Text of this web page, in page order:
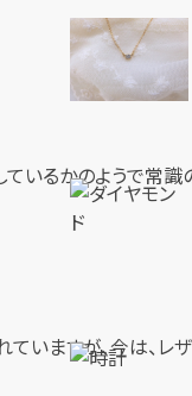
ているかのようで常
いますが、今は、レ